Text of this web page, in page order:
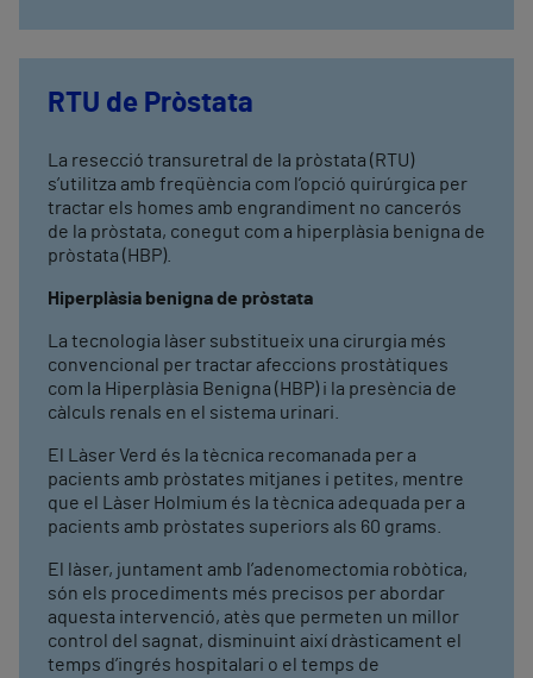
RTU de Pròstata
La resecció transuretral de la pròstata (RTU)
s’utilitza amb freqüència com l’opció quirúrgica per
tractar els homes amb engrandiment no cancerós
de la pròstata, conegut com a hiperplàsia benigna de
pròstata (HBP).
Hiperplàsia benigna de pròstata
La tecnologia làser substitueix una cirurgia més
convencional per tractar afeccions prostàtiques
com la Hiperplàsia Benigna (HBP) i la presència de
càlculs renals en el sistema urinari.
El Làser Verd és la tècnica recomanada per a
pacients amb pròstates mitjanes i petites, mentre
que el Làser Holmium és la tècnica adequada per a
pacients amb pròstates superiors als 60 grams.
El làser, juntament amb l’adenomectomia robòtica,
són els procediments més precisos per abordar
aquesta intervenció, atès que permeten un millor
control del sagnat, disminuint així dràsticament el
temps d’ingrés hospitalari o el temps de